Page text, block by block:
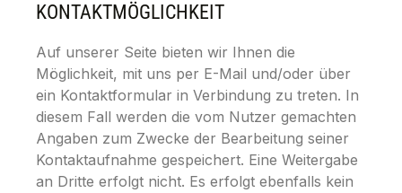
KONTAKTMÖGLICHKEIT
Auf unserer Seite bieten wir Ihnen die
Möglichkeit, mit uns per E-Mail und/oder über
ein Kontaktformular in Verbindung zu treten. In
diesem Fall werden die vom Nutzer gemachten
Angaben zum Zwecke der Bearbeitung seiner
Kontaktaufnahme gespeichert. Eine Weitergabe
an Dritte erfolgt nicht. Es erfolgt ebenfalls kein